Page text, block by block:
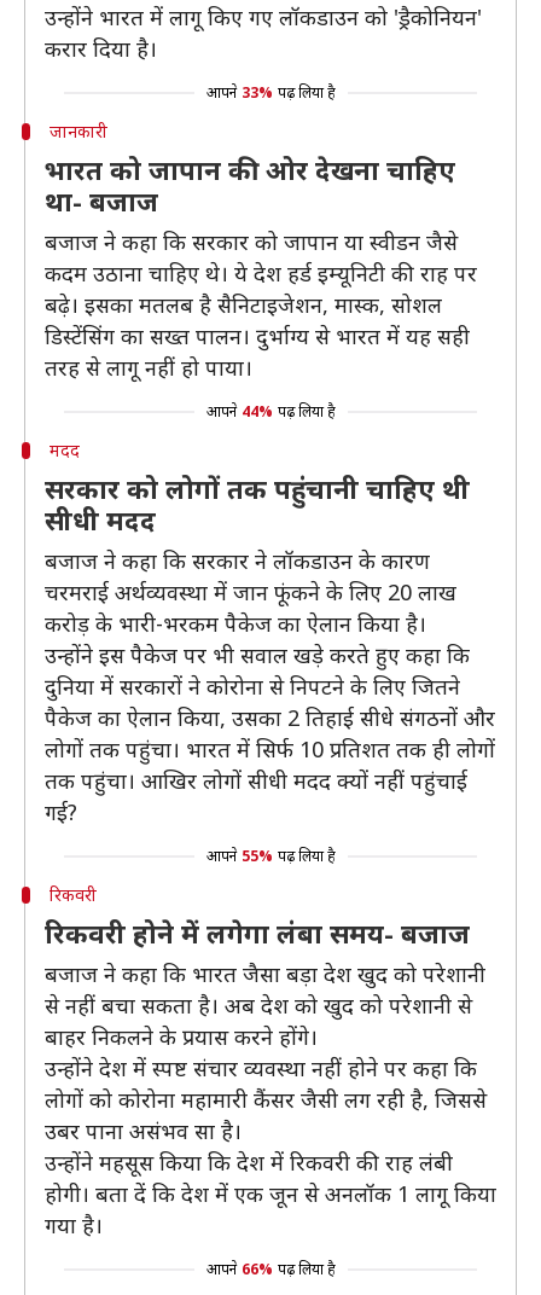
उन्होंने भारत में लागू किए गए लॉकडाउन को 'ड्रैकोनियन'
करार दिया है।
आपने 33% पढ़ लिया है
जानकारी
भारत को जापान की ओर देखना चाहिए
था- बजाज
बजाज ने कहा कि सरकार को जापान या स्वीडन जैसे
कदम उठाना चाहिए थे। ये देश हर्ड इम्यूनिटी की राह पर
बढ़े। इसका मतलब है सैनिटाइजेशन, मास्क, सोशल
डिस्टेंसिंग का सख्त पालन। दुर्भाग्य से भारत में यह सही
तरह से लागू नहीं हो पाया।
आपने 44% पढ़ लिया है
मदद
सरकार को लोगों तक पहुंचानी चाहिए थी
सीधी मदद
बजाज ने कहा कि सरकार ने लॉकडाउन के कारण
चरमराई अर्थव्यवस्था में जान फूंकने के लिए 20 लाख
करोड़ के भारी-भरकम पैकेज का ऐलान किया है।
उन्होंने इस पैकेज पर भी सवाल खड़े करते हुए कहा कि
दुनिया में सरकारों ने कोरोना से निपटने के लिए जितने
पैकेज का ऐलान किया, उसका 2 तिहाई सीधे संगठनों और
लोगों तक पहुंचा। भारत में सिर्फ 10 प्रतिशत तक ही लोगों
तक पहुंचा। आखिर लोगों सीधी मदद क्यों नहीं पहुंचाई
गई?
आपने 55% पढ़ लिया है
रिकवरी
रिकवरी होने में लगेगा लंबा समय- बजाज
बजाज ने कहा कि भारत जैसा बड़ा देश खुद को परेशानी
से नहीं बचा सकता है। अब देश को खुद को परेशानी से
बाहर निकलने के प्रयास करने होंगे।
उन्होंने देश में स्पष्ट संचार व्यवस्था नहीं होने पर कहा कि
लोगों को कोरोना महामारी कैंसर जैसी लग रही है, जिससे
उबर पाना असंभव सा है।
उन्होंने महसूस किया कि देश में रिकवरी की राह लंबी
होगी। बता दें कि देश में एक जून से अनलॉक 1 लागू किया
गया है।
आपने 66% पढ़ लिया है